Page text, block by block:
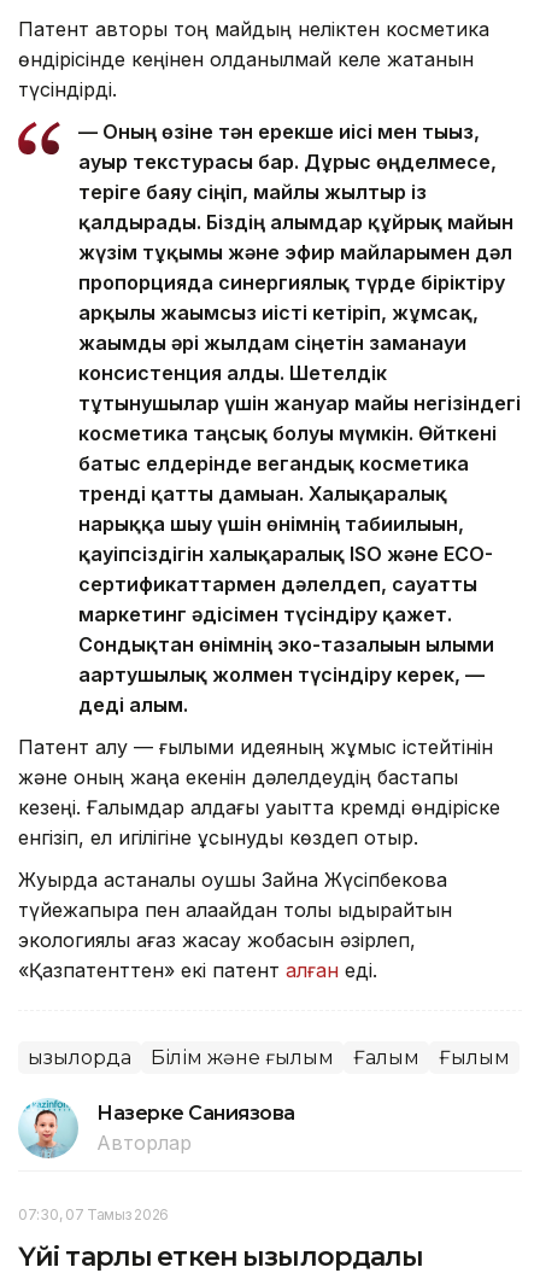
Патент авторы тоң майдың неліктен косметика
өндірісінде кеңінен қолданылмай келе жатқанын
түсіндірді.
— Оның өзіне тән ерекше иісі мен тығыз,
ауыр текстурасы бар. Дұрыс өңделмесе,
теріге баяу сіңіп, майлы жылтыр із
қалдырады. Біздің ғалымдар құйрық майын
жүзім тұқымы және эфир майларымен дәл
пропорцияда синергиялық түрде біріктіру
арқылы жағымсыз иісті кетіріп, жұмсақ,
жағымды әрі жылдам сіңетін заманауи
консистенция алды. Шетелдік
тұтынушылар үшін жануар майы негізіндегі
косметика таңсық болуы мүмкін. Өйткені
батыс елдерінде вегандық косметика
тренді қатты дамыған. Халықаралық
нарыққа шығу үшін өнімнің табиғилығын,
қауіпсіздігін халықаралық ISO және ECO-
сертификаттармен дәлелдеп, сауатты
маркетинг әдісімен түсіндіру қажет.
Сондықтан өнімнің эко-тазалығын ғылыми
ағартушылық жолмен түсіндіру керек, —
деді ғалым.
Патент алу — ғылыми идеяның жұмыс істейтінін
және оның жаңа екенін дәлелдеудің бастапқы
кезеңі. Ғалымдар алдағы уақытта кремді өндіріске
енгізіп, ел игілігіне ұсынуды көздеп отыр.
Жуырда астаналық оқушы Зайна Жүсіпбекова
түйежапырақ пен қалақайдан толық ыдырайтын
экологиялық қағаз жасау жобасын әзірлеп,
«Қазпатенттен» екі патент алған еді.
Қызылорда Білім және ғылым Ғалым Ғылым
Назерке Саниязова
Авторлар
07:30, 07 Тамыз 2026
Үйі тарлық еткен қызылордалық